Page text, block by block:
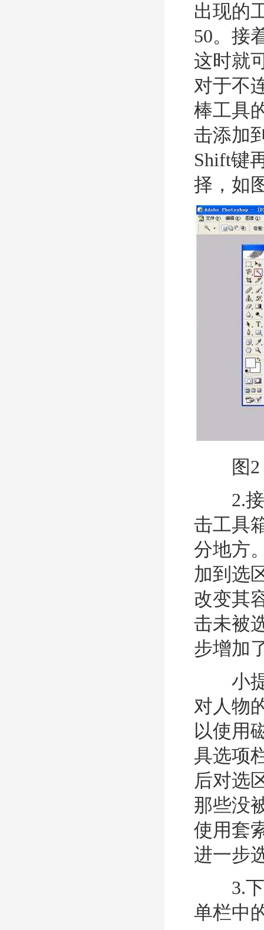
出现的
50。接
这时就
对于不
棒工具
击添加
Shift键
择，如
图2
2.接
击工具
分地方
加到选
改变其
击未被
步增加
小提
对人物
以使用
具选项
后对选
那些没
使用套
进一步
3.下
单栏中